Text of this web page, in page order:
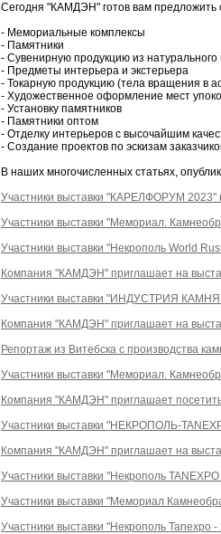
Сегодня "КАМДЭН" готов вам
- Мемориальные комплексы
- Памятники
- Сувенирную продукцию из натурального
- Предметы интерьера и экстерьера
- Токарную продукцию (тела вращения в
- Художественное оформление мест
- Установку памятников
- Памятники оптом
- Отделку интерьеров с высочайшим
- Создание проектов по эскизам
В наших многочисленных статьях,
Участники выставки "КАРЕЛФОРУМ 2023"
Участники выставки "Мемориал.
Участники выставки "Некрополь World
Компания "КАМДЭН" приглашает на
Участники выставки "ИНДУСТРИЯ КАМНЯ
Компания "КАМДЭН" приглашает на
Репортаж из Витебска с производства
Участники выставки "Мемориал.
Компания "КАМДЭН" приглашает
Участники выставки "НЕКРОПОЛЬ-
Компания "КАМДЭН" приглашает на
Участники выставки "Некрополь
Участники выставки "Мемориал
Участники выставки "Некрополь Tanexpo